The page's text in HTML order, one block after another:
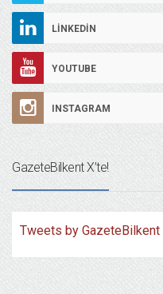
LINKEDIN
YOUTUBE
INSTAGRAM
GazeteBilkent X’te!
Tweets by GazeteBilkent